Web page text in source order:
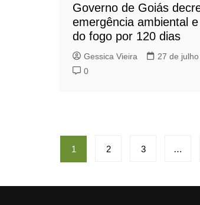
Governo de Goiás
emergência ambiental
do fogo por 120 dias
Gessica Vieira
27 de
0
Paginação
de
posts
1 2 3 …